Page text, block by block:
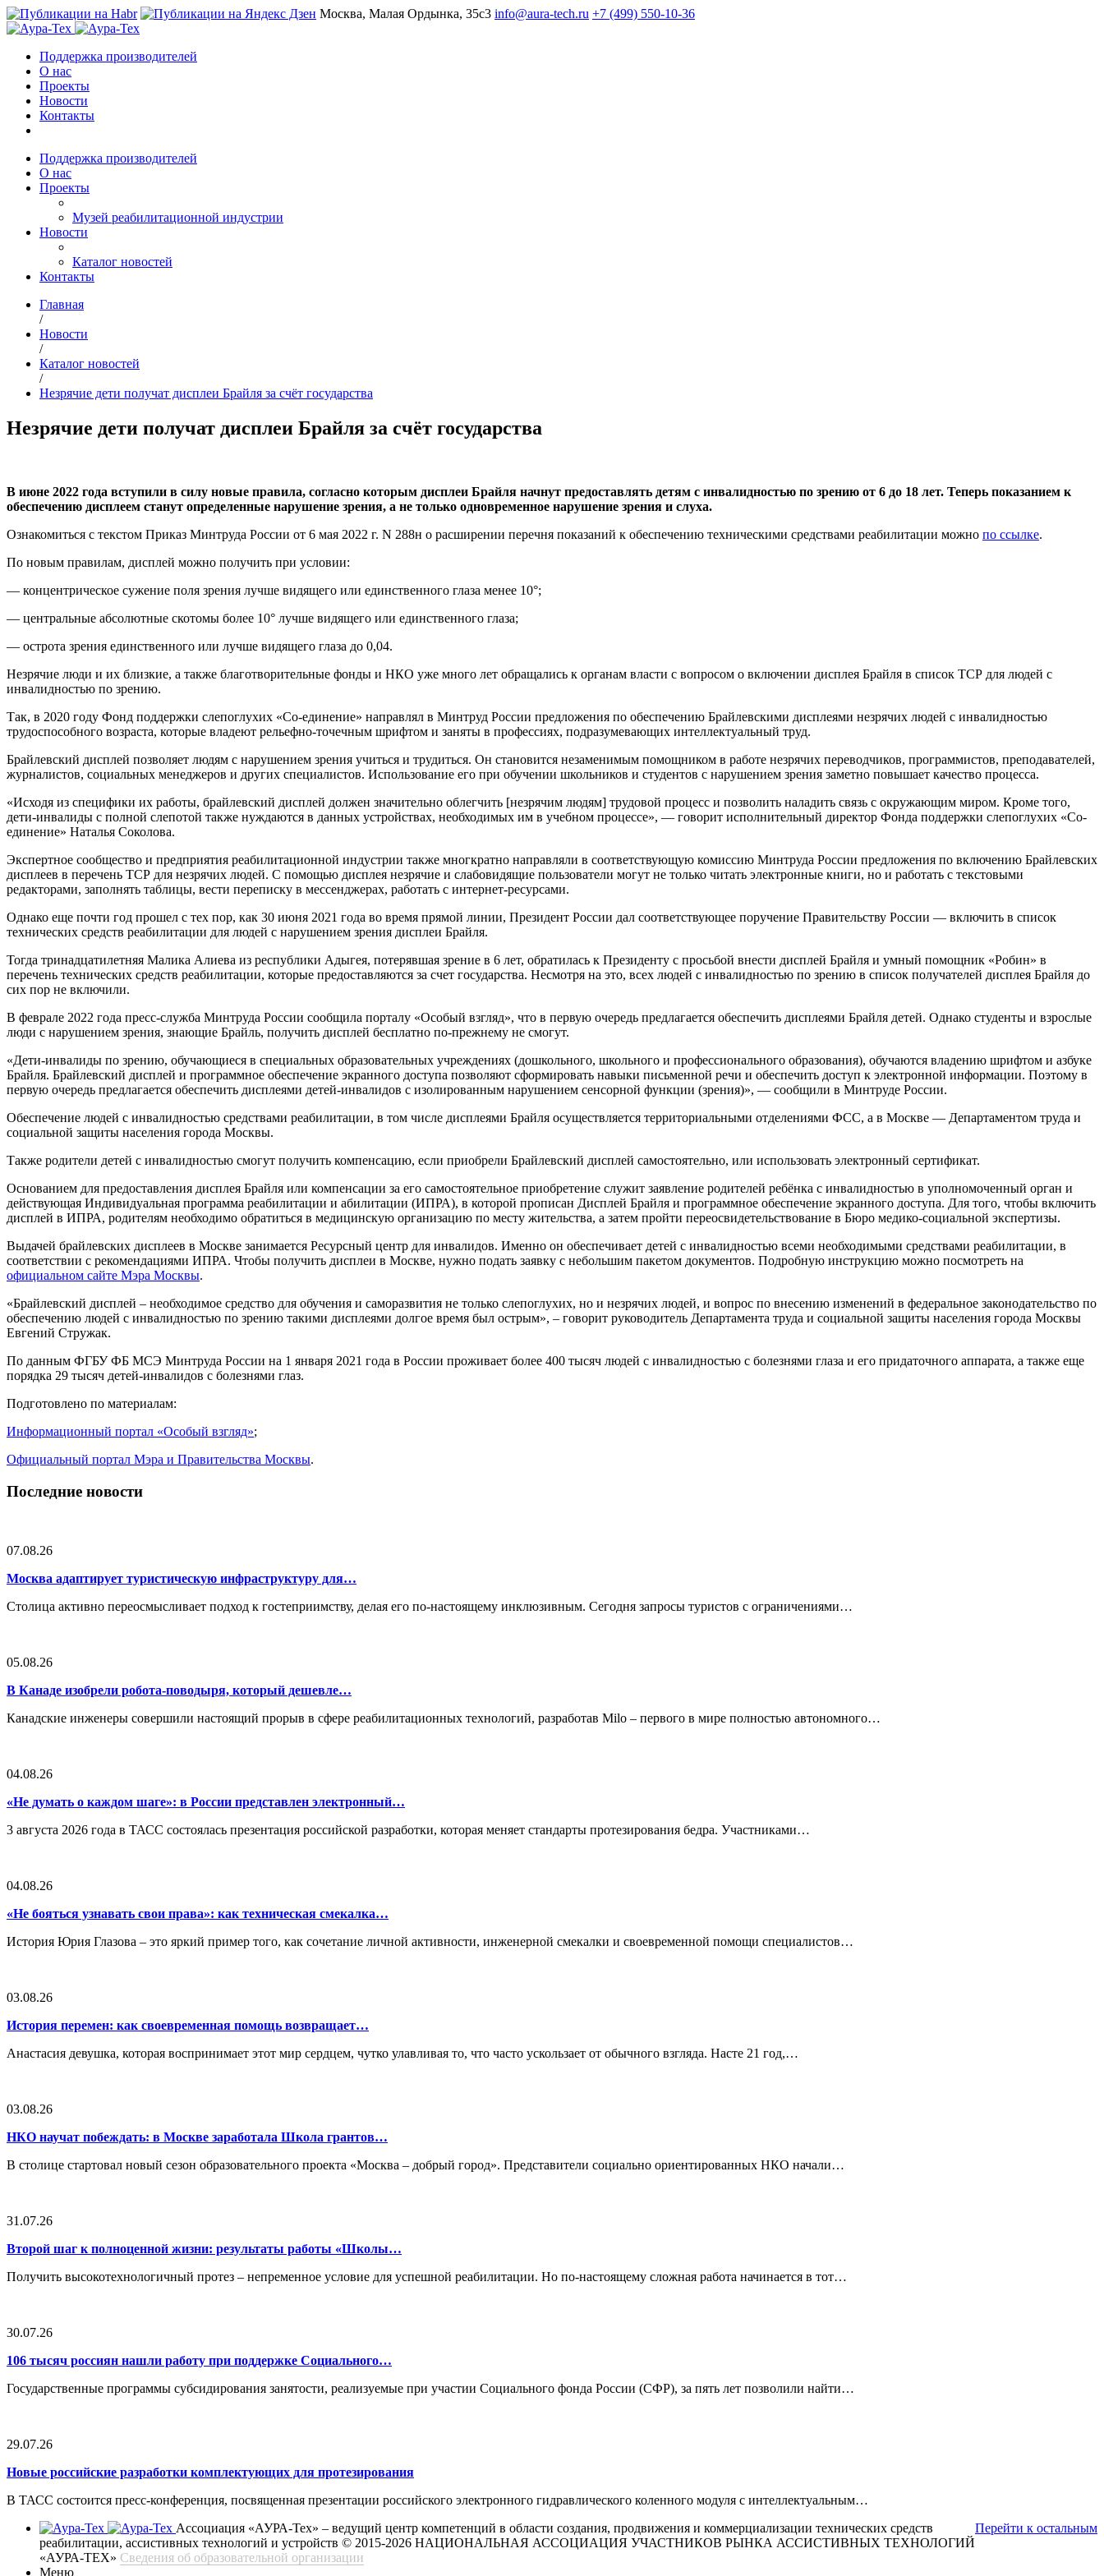
Москва, Малая Ордынка, 35с3 info@aura-tech.ru +7 (499) 550-10-36
Поддержка производителей
О нас
Проекты
Новости
Контакты
Поддержка производителей
О нас
Проекты
Музей реабилитационной индустрии
Новости
Каталог новостей
Контакты
Главная
/
Новости
/
Каталог новостей
/
Незрячие дети получат дисплеи Брайля за счёт государства
Незрячие дети получат дисплеи Брайля за счёт государства
В июне 2022 года вступили в силу новые правила, согласно которым дисплеи Брайля начнут предоставлять детям с инвалидностью по зрению от 6 до 18 лет. Теперь показанием к
обеспечению дисплеем станут определенные нарушение зрения, а не только одновременное нарушение зрения и слуха.
Ознакомиться с текстом Приказ Минтруда России от 6 мая 2022 г. N 288н о расширении перечня показаний к обеспечению техническими средствами реабилитации можно по ссылке.
По новым правилам, дисплей можно получить при условии:
— концентрическое сужение поля зрения лучше видящего или единственного глаза менее 10°;
— центральные абсолютные скотомы более 10° лучше видящего или единственного глаза;
— острота зрения единственного или лучше видящего глаза до 0,04.
Незрячие люди и их близкие, а также благотворительные фонды и НКО уже много лет обращались к органам власти с вопросом о включении дисплея Брайля в список ТСР для людей с
инвалидностью по зрению.
Так, в 2020 году Фонд поддержки слепоглухих «Со-единение» направлял в Минтруд России предложения по обеспечению Брайлевскими дисплеями незрячих людей с инвалидностью
трудоспособного возраста, которые владеют рельефно-точечным шрифтом и заняты в профессиях, подразумевающих интеллектуальный труд.
Брайлевский дисплей позволяет людям с нарушением зрения учиться и трудиться. Он становится незаменимым помощником в работе незрячих переводчиков, программистов, преподавателей,
журналистов, социальных менеджеров и других специалистов. Использование его при обучении школьников и студентов с нарушением зрения заметно повышает качество процесса.
«Исходя из специфики их работы, брайлевский дисплей должен значительно облегчить [незрячим людям] трудовой процесс и позволить наладить связь с окружающим миром. Кроме того,
дети-инвалиды с полной слепотой также нуждаются в данных устройствах, необходимых им в учебном процессе», — говорит исполнительный директор Фонда поддержки слепоглухих «Со-
единение» Наталья Соколова.
Экспертное сообщество и предприятия реабилитационной индустрии также многкратно направляли в соответствующую комиссию Минтруда России предложения по включению Брайлевских
дисплеев в перечень ТСР для незрячих людей. С помощью дисплея незрячие и слабовидящие пользователи могут не только читать электронные книги, но и работать с текстовыми
редакторами, заполнять таблицы, вести переписку в мессенджерах, работать с интернет-ресурсами.
Однако еще почти год прошел с тех пор, как 30 июня 2021 года во время прямой линии, Президент России дал соответствующее поручение Правительству России — включить в список
технических средств реабилитации для людей с нарушением зрения дисплеи Брайля.
Тогда тринадцатилетняя Малика Алиева из республики Адыгея, потерявшая зрение в 6 лет, обратилась к Президенту с просьбой внести дисплей Брайля и умный помощник «Робин» в
перечень технических средств реабилитации, которые предоставляются за счет государства. Несмотря на это, всех людей с инвалидностью по зрению в список получателей дисплея Брайля до
сих пор не включили.
В феврале 2022 года пресс-служба Минтруда России сообщила порталу «Особый взгляд», что в первую очередь предлагается обеспечить дисплеями Брайля детей. Однако студенты и взрослые
люди с нарушением зрения, знающие Брайль, получить дисплей бесплатно по-прежнему не смогут.
«Дети-инвалиды по зрению, обучающиеся в специальных образовательных учреждениях (дошкольного, школьного и профессионального образования), обучаются владению шрифтом и азбуке
Брайля. Брайлевский дисплей и программное обеспечение экранного доступа позволяют сформировать навыки письменной речи и обеспечить доступ к электронной информации. Поэтому в
первую очередь предлагается обеспечить дисплеями детей-инвалидов с изолированным нарушением сенсорной функции (зрения)», — сообщили в Минтруде России.
Обеспечение людей с инвалидностью средствами реабилитации, в том числе дисплеями Брайля осуществляется территориальными отделениями ФСС, а в Москве — Департаментом труда и
социальной защиты населения города Москвы.
Также родители детей с инвалидностью смогут получить компенсацию, если приобрели Брайлевский дисплей самостоятельно, или использовать электронный сертификат.
Основанием для предоставления дисплея Брайля или компенсации за его самостоятельное приобретение служит заявление родителей ребёнка с инвалидностью в уполномоченный орган и
действующая Индивидуальная программа реабилитации и абилитации (ИПРА), в которой прописан Дисплей Брайля и программное обеспечение экранного доступа. Для того, чтобы включить
дисплей в ИПРА, родителям необходимо обратиться в медицинскую организацию по месту жительства, а затем пройти переосвидетельствование в Бюро медико-социальной экспертизы.
Выдачей брайлевских дисплеев в Москве занимается Ресурсный центр для инвалидов. Именно он обеспечивает детей с инвалидностью всеми необходимыми средствами реабилитации, в
соответствии с рекомендациями ИПРА. Чтобы получить дисплеи в Москве, нужно подать заявку с небольшим пакетом документов. Подробную инструкцию можно посмотреть на
официальном сайте Мэра Москвы.
«Брайлевский дисплей – необходимое средство для обучения и саморазвития не только слепоглухих, но и незрячих людей, и вопрос по внесению изменений в федеральное законодательство по
обеспечению людей с инвалидностью по зрению такими дисплеями долгое время был острым», – говорит руководитель Департамента труда и социальной защиты населения города Москвы
Евгений Стружак.
По данным ФГБУ ФБ МСЭ Минтруда России на 1 января 2021 года в России проживает более 400 тысяч людей с инвалидностью с болезнями глаза и его придаточного аппарата, а также еще
порядка 29 тысяч детей-инвалидов с болезнями глаз.
Подготовлено по материалам:
Информационный портал «Особый взгляд»;
Официальный портал Мэра и Правительства Москвы.
Последние новости
07.08.26
Москва адаптирует туристическую инфраструктуру для…
Столица активно переосмысливает подход к гостеприимству, делая его по-настоящему инклюзивным. Сегодня запросы туристов с ограничениями…
05.08.26
В Канаде изобрели робота-поводыря, который дешевле…
Канадские инженеры совершили настоящий прорыв в сфере реабилитационных технологий, разработав Milo – первого в мире полностью автономного…
04.08.26
«Не думать о каждом шаге»: в России представлен электронный…
3 августа 2026 года в ТАСС состоялась презентация российской разработки, которая меняет стандарты протезирования бедра. Участниками…
04.08.26
«Не бояться узнавать свои права»: как техническая смекалка…
История Юрия Глазова – это яркий пример того, как сочетание личной активности, инженерной смекалки и своевременной помощи специалистов…
03.08.26
История перемен: как своевременная помощь возвращает…
Анастасия девушка, которая воспринимает этот мир сердцем, чутко улавливая то, что часто ускользает от обычного взгляда. Насте 21 год,…
03.08.26
НКО научат побеждать: в Москве заработала Школа грантов…
В столице стартовал новый сезон образовательного проекта «Москва – добрый город». Представители социально ориентированных НКО начали…
31.07.26
Второй шаг к полноценной жизни: результаты работы «Школы…
Получить высокотехнологичный протез – непременное условие для успешной реабилитации. Но по-настоящему сложная работа начинается в тот…
30.07.26
106 тысяч россиян нашли работу при поддержке Социального…
Государственные программы субсидирования занятости, реализуемые при участии Социального фонда России (СФР), за пять лет позволили найти…
29.07.26
Новые российские разработки комплектующих для протезирования
В ТАСС состоится пресс-конференция, посвященная презентации российского электронного гидравлического коленного модуля с интеллектуальным…
Перейти к остальным
Ассоциация «АУРА-Тех» – ведущий центр компетенций в области создания, продвижения и коммерциализации технических средств
реабилитации, ассистивных технологий и устройств © 2015-2026 НАЦИОНАЛЬНАЯ АССОЦИАЦИЯ УЧАСТНИКОВ РЫНКА АССИСТИВНЫХ ТЕХНОЛОГИЙ
«АУРА-ТЕХ» Сведения об образовательной организации
Меню